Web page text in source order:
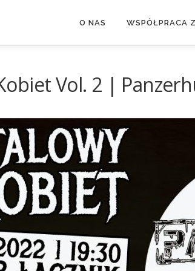
O NAS WSPÓŁPRACA
Vol. 2 |